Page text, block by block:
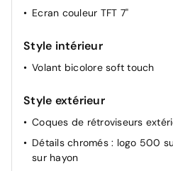
Ecran couleur TFT 7"
Style intérieur
Volant bicolore soft touch
Style extérieur
Coques de rétroviseurs
Détails chromés : logo 500
sur hayon